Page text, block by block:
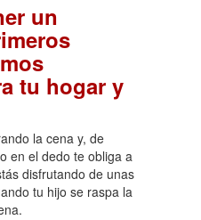
un
tu hogar y
la cena y, de
en el dedo te obliga a
disfrutando de unas
tu hijo se raspa la